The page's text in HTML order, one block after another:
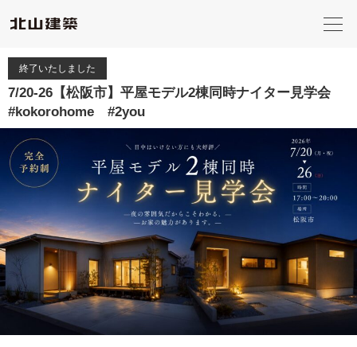
終了いたしました
7/20-26【松阪市】平屋モデル2棟同時ナイター見学会
#kokorohome #2you